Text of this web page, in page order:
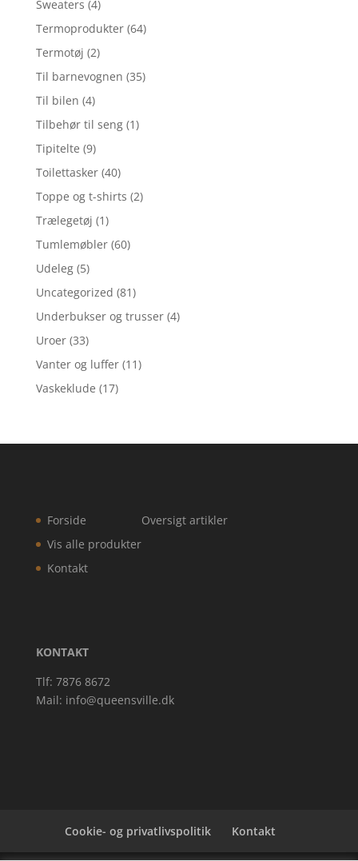
Sweaters (4)
Termoprodukter (64)
Termotøj (2)
Til barnevognen (35)
Til bilen (4)
Tilbehør til seng (1)
Tipitelte (9)
Toilettasker (40)
Toppe og t-shirts (2)
Trælegetøj (1)
Tumlemøbler (60)
Udeleg (5)
Uncategorized (81)
Underbukser og trusser (4)
Uroer (33)
Vanter og luffer (11)
Vaskeklude (17)
Forside
Vis alle produkter
Kontakt
Oversigt artikler
KONTAKT
Tlf: 7876 8672
Mail: info@queensville.dk
Cookie- og privatlivspolitik Kontakt